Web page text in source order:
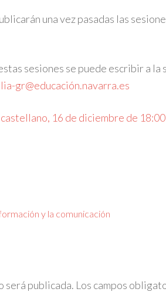
una vez pasadas las
sesiones se puede escribir a
gr@educación.navarra.es
16 de diciembre de
y la comunicación
será publicada. Los campos